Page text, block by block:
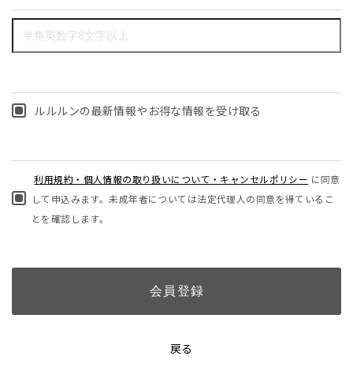
ルルルンの最新情報やお得な情報を受け取る
利用規約・個人情報の取り扱いについて・キャンセルポリシー に同意
して申込みます。未成年者については法定代理人の同意を得ているこ
とを確認します。
戻る